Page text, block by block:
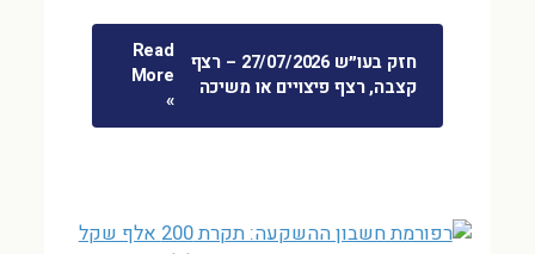
חזק בעו״ש 27/07/2026 – רצף
קצבה, רצף פיצויים או משיכה
Read
More
»